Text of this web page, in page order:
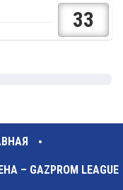
33
– GAZPROM LEAGUE